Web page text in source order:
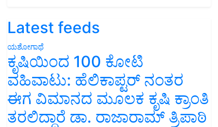
Latest feeds
ಯಶೋಗಾಥೆ
ಕೃಷಿಯಿಂದ 100 ಕೋಟಿ
ವಹಿವಾಟು: ಹೆಲಿಕಾಪ್ಟರ್ ನಂತರ
ಈಗ ವಿಮಾನದ ಮೂಲಕ ಕೃಷಿ ಕ್ರಾಂತಿ
ತರಲಿದ್ದಾರೆ ಡಾ. ರಾಜಾರಾಮ್ ತ್ರಿಪಾಠಿ